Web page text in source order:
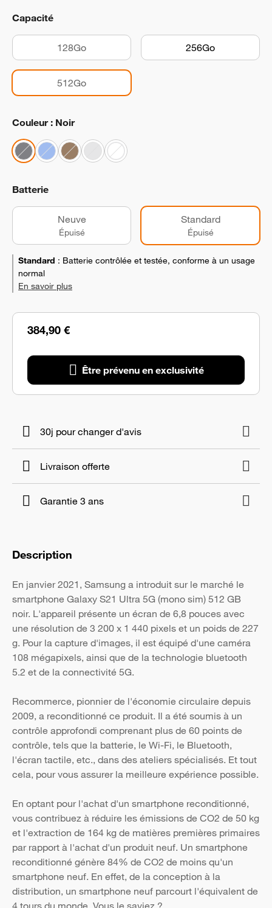
384,90 €
Être prévenu en exclusivité
Capacité
128Go 256Go
512Go
Couleur : Noir
Batterie
Neuve
Épuisé
Standard
Épuisé
Standard : Batterie contrôlée et testée, conforme à un usage
normal
En savoir plus
30j pour changer d'avis
Livraison offerte
Garantie 3 ans
Description
En janvier 2021, Samsung a introduit sur le marché le
smartphone Galaxy S21 Ultra 5G (mono sim) 512 GB
noir. L'appareil présente un écran de 6,8 pouces avec
une résolution de 3 200 x 1 440 pixels et un poids de 227
g. Pour la capture d'images, il est équipé d'une caméra
108 mégapixels, ainsi que de la technologie bluetooth
5.2 et de la connectivité 5G.
Recommerce, pionnier de l'économie circulaire depuis
2009, a reconditionné ce produit. Il a été soumis à un
contrôle approfondi comprenant plus de 60 points de
contrôle, tels que la batterie, le Wi-Fi, le Bluetooth,
l'écran tactile, etc., dans des ateliers spécialisés. Et tout
cela, pour vous assurer la meilleure expérience possible.
En optant pour l'achat d'un smartphone reconditionné,
vous contribuez à réduire les émissions de CO2 de 50 kg
et l'extraction de 164 kg de matières premières primaires
par rapport à l'achat d'un produit neuf. Un smartphone
reconditionné génère 84% de CO2 de moins qu'un
smartphone neuf. En effet, de la conception à la
distribution, un smartphone neuf parcourt l'équivalent de
4 tours du monde. Vous le saviez ?